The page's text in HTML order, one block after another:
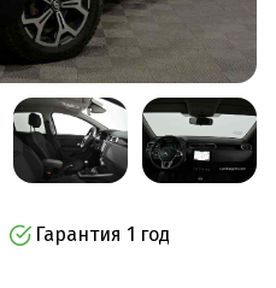
Гарантия 1 год